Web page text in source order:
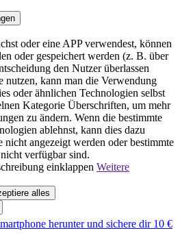
oder eine APP verwendest, können
oder gespeichert werden (z. B. über
den Nutzer überlassen
nutzen, kann man die Verwendung
oder ähnlichen Technologien selbst
Kategorie Überschriften, um mehr
zu ändern. Wenn die bestimmte
ablehnst, kann dies dazu
angezeigt werden oder bestimmte
verfügbar sind.
einklappen Weitere
alles
herunter und sichere dir 10 €